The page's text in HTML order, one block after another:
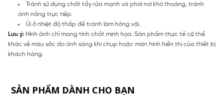
Tránh sử dụng chất tẩy rửa mạnh và phơi nơi khô thoáng, tránh
ánh nắng trực tiếp.
Ủi ở nhiệt độ thấp để tránh làm hỏng vải.
Lưu ý: Hình ảnh chỉ mang tính chất minh họa. Sản phẩm thực tế có thể
khác về màu sắc do ánh sáng khi chụp hoặc màn hình hiển thị của thiết bị
khách hàng.
SẢN PHẨM DÀNH CHO BẠN